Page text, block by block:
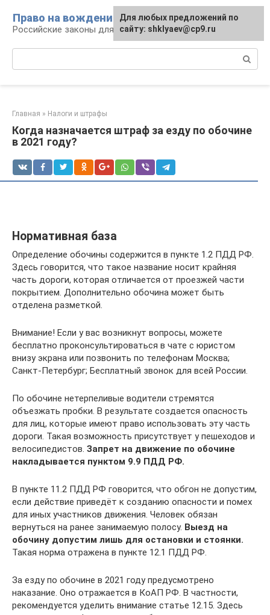
контенту
Право на вождение
Российские законы для автомобилистов
Главная » Налоги и штрафы
Когда назначается штраф за езду по обочине
в 2021 году?
Нормативная база
Определение обочины содержится в пункте 1.2 ПДД РФ.
Здесь говорится, что такое название носит крайняя
часть дороги, которая отличается от проезжей части
покрытием. Дополнительно обочина может быть
отделена разметкой.
Внимание! Если у вас возникнут вопросы, можете
бесплатно проконсультироваться в чате с юристом
внизу экрана или позвонить по телефонам Москва;
Санкт-Петербург; Бесплатный звонок для всей России.
По обочине нетерпеливые водители стремятся
объезжать пробки. В результате создается опасность
для лиц, которые имеют право использовать эту часть
дороги. Такая возможность присутствует у пешеходов и
велосипедистов. Запрет на движение по обочине
накладывается пунктом 9.9 ПДД РФ.
В пункте 11.2 ПДД РФ говорится, что обгон не допустим,
если действие приведёт к созданию опасности и помех
для иных участников движения. Человек обязан
вернуться на ранее занимаемую полосу. Выезд на
обочину допустим лишь для остановки и стоянки.
Такая норма отражена в пункте 12.1 ПДД РФ.
За езду по обочине в 2021 году предусмотрено
наказание. Оно отражается в КоАП РФ. В частности,
рекомендуется уделить внимание статье 12.15. Здесь
Для любых предложений по
сайту: shklyaev@cp9.ru